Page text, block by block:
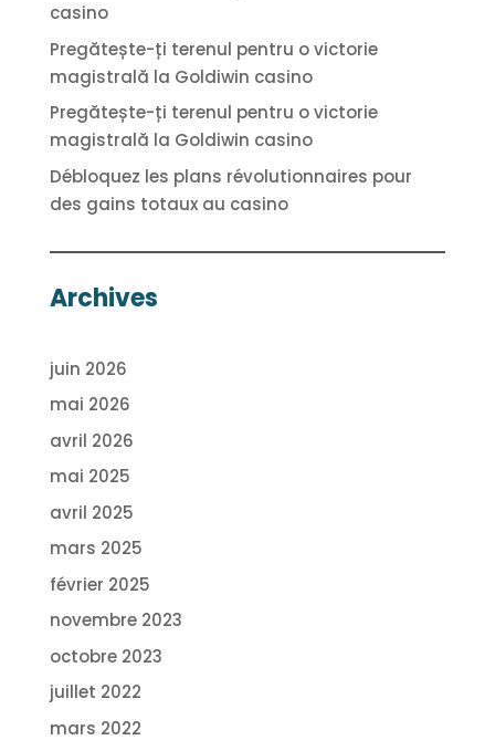
casino
Pregătește-ți terenul pentru o victorie
magistrală la Goldiwin casino
Pregătește-ți terenul pentru o victorie
magistrală la Goldiwin casino
Débloquez les plans révolutionnaires pour
des gains totaux au casino
Archives
juin 2026
mai 2026
avril 2026
mai 2025
avril 2025
mars 2025
février 2025
novembre 2023
octobre 2023
juillet 2022
mars 2022